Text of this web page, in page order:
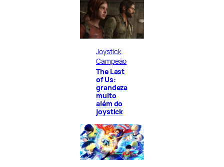
Joystick
Campeão
The Last
of Us:
grandeza
muito
além do
joystick